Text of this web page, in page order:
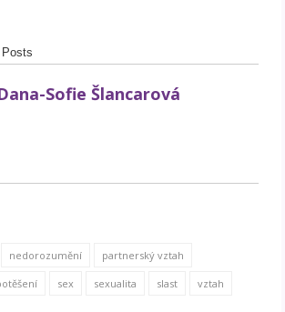
Sofie Šlancarová
nedorozumění partnerský vztah
sex sexualita slast vztah